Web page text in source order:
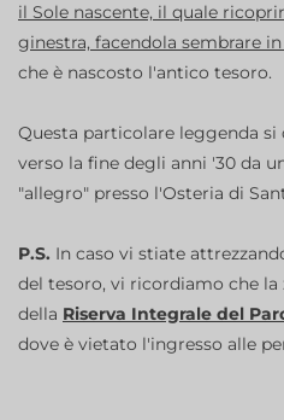
il Sole nascente, il quale
ginestra, facendola sembrare
che è nascosto l'antico tesoro.
Questa particolare leggenda si
verso la fine degli anni '30 da
"allegro" presso l'Osteria di
P.S. In caso vi stiate
del tesoro, vi ricordiamo che
della Riserva Integrale del
dove è vietato l'ingresso alle